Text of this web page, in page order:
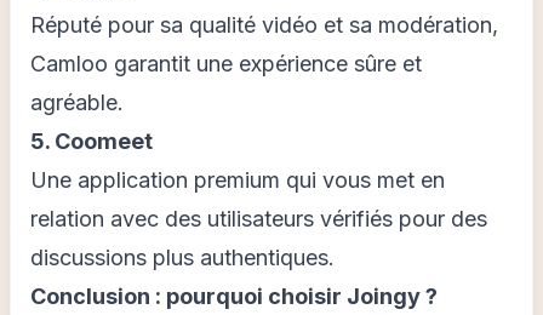
Réputé pour sa qualité vidéo et sa modération,
Camloo garantit une expérience sûre et
agréable.
5. Coomeet
Une application premium qui vous met en
relation avec des utilisateurs vérifiés pour des
discussions plus authentiques.
Conclusion : pourquoi choisir Joingy ?